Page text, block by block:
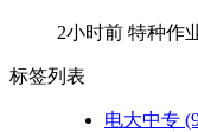
2小时前 特种作
标签列表
电大中专